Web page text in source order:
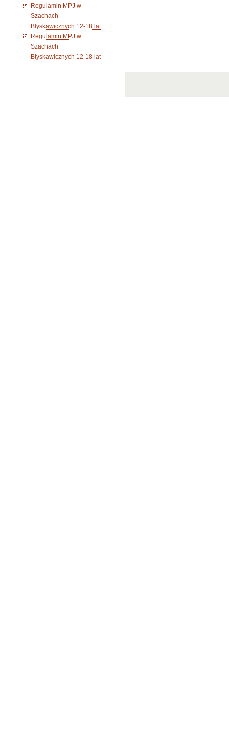
Regulamin MPJ w
Szachach
Błyskawicznych 12-18 lat
Regulamin MPJ w
Szachach
Błyskawicznych 12-18 lat